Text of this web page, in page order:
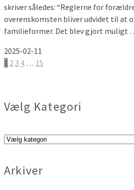
skriver således: “Reglerne for
overenskomsten bliver udvidet til at
familieformer. Det blev gjort muligt
2025-02-11
1 2 3 4 … 15
Vælg Kategori
Vælg
Arkiver